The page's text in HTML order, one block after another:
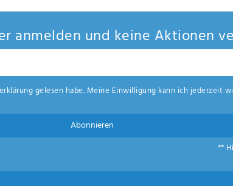
anmelden und keine Aktionen
gelesen habe. Meine Einwilligung kann ich jederzeit
Abonnieren
**